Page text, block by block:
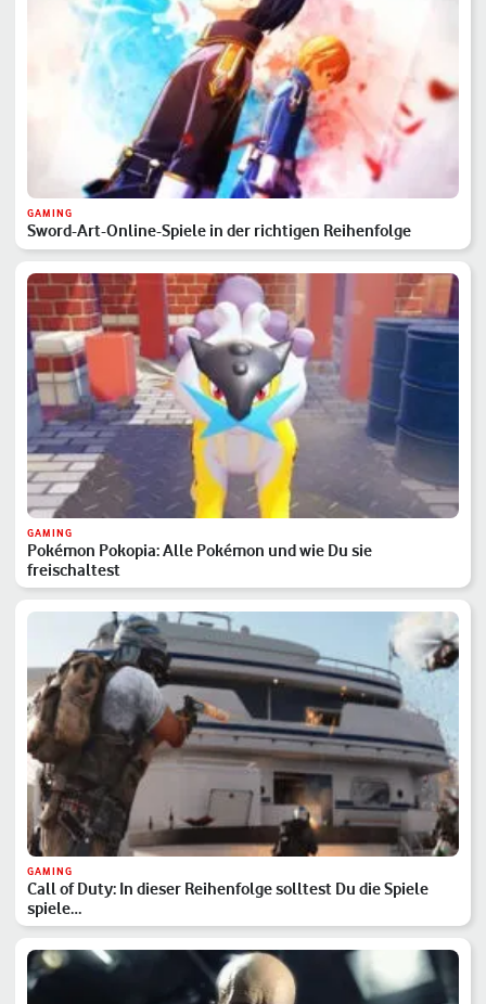
GAMING
Sword-Art-Online-Spiele in der richtigen Reihenfolge
GAMING
Pokémon Pokopia: Alle Pokémon und wie Du sie
freischaltest
GAMING
Call of Duty: In dieser Reihenfolge solltest Du die Spiele
spiele…